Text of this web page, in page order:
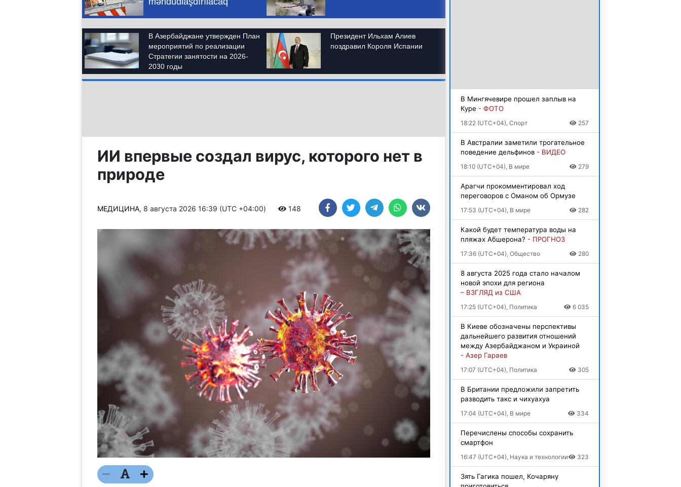
ИИ впервые создал вирус, которого нет в
природе
МЕДИЦИНА, 8 августа 2026 16:39 (UTC +04:00) 148
В Мингячевире прошел заплыв на
Куре - ФОТО
18:22 (UTC+04), Спорт 257
В Австралии заметили трогательное
поведение дельфинов - ВИДЕО
18:10 (UTC+04), В мире 279
Арагчи прокомментировал ход
переговоров с Оманом об Ормузе
17:53 (UTC+04), В мире 282
Какой будет температура воды на
пляжах Абшерона? - ПРОГНОЗ
17:36 (UTC+04), Общество 280
8 августа 2025 года стало началом
новой эпохи для региона
– ВЗГЛЯД из США
17:25 (UTC+04), Политика 6 035
В Киеве обозначены перспективы
дальнейшего развития отношений
между Азербайджаном и Украиной
- Азер Гараев
17:07 (UTC+04), Политика 305
В Британии предложили запретить
разводить такс и чихуахуа
17:04 (UTC+04), В мире 334
Перечислены способы сохранить
смартфон
16:47 (UTC+04), Наука и технологии 323
Зять Гагика пошел, Кочаряну